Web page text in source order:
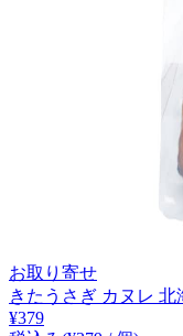
お取り寄せ
きたうさぎ カヌレ
¥379